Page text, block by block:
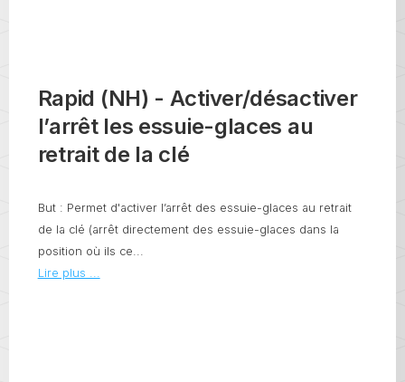
Rapid (NH) - Activer/désactiver
l’arrêt les essuie-glaces au
retrait de la clé
But : Permet d'activer l’arrêt des essuie-glaces au retrait
de la clé (arrêt directement des essuie-glaces dans la
position où ils ce...
Lire plus ...